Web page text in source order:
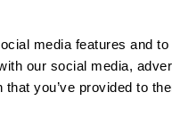
media features and
our social media,
you’ve provided to
Mentions légales
Paramètres des